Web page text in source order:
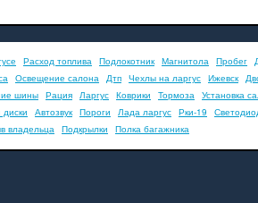
Расход топлива Подлокотник Магнитола Пробег
Освещение салона Дтп Чехлы на ларгус Ижевск
шины Рация Ларгус Коврики Тормоза Установка
Автозвук Пороги Лада ларгус Рки-19
владельца Подкрылки Полка багажника